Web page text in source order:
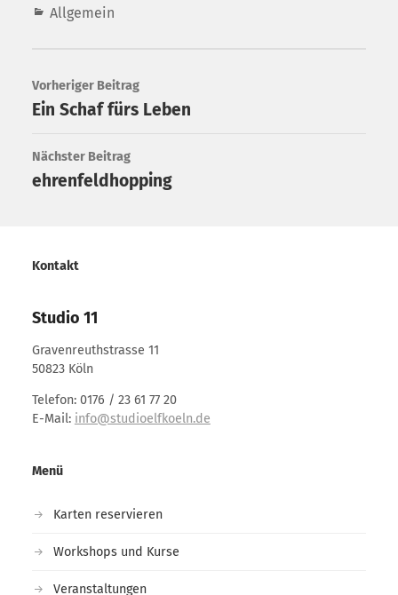
Allgemein
Vorheriger Beitrag
Ein Schaf fürs Leben
Nächster Beitrag
ehrenfeldhopping
Kontakt
Studio 11
Gravenreuthstrasse 11
50823 Köln
Telefon: 0176 / 23 61 77 20
E-Mail: info@studioelfkoeln.de
Menü
Karten reservieren
Workshops und Kurse
Veranstaltungen